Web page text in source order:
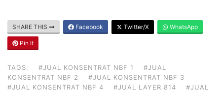
SHARE THIS Facebook Twitter/X WhatsApp
Pin It
TAGS: #JUAL KONSENTRAT NBF 1
#JUAL
KONSENTRAT NBF 2
#JUAL KONSENTRAT NBF 3
#JUAL KONSENTRAT NBF 4
#JUAL LAYER 814
#JUAL